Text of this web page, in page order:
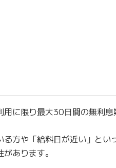
用に限り最大30日間の無利
る方や「給料日が近い」と
あります。